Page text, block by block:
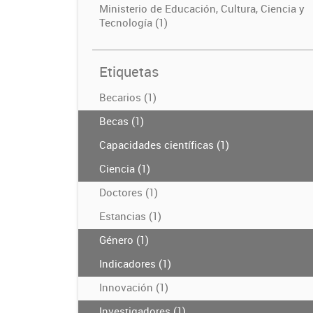
Ministerio de Educación, Cultura, Ciencia y
Tecnología (1)
Etiquetas
Becarios (1)
Becas (1)
Capacidades científicas (1)
Ciencia (1)
Doctores (1)
Estancias (1)
Género (1)
Indicadores (1)
Innovación (1)